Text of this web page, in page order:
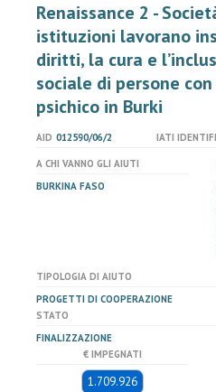
Renaissance 2 -
istituzioni lavorano
diritti, la cura e
sociale di persone
psichico in Burki
AID 012590/06/2 IATI
A CHI VANNO GLI AIUTI
BURKINA FASO
TIPOLOGIA DI AIUTO
PROGETTI DI COOPERAZIONE
STATO
FINALIZZAZIONE
€ IMPEGNATI
1.709.926